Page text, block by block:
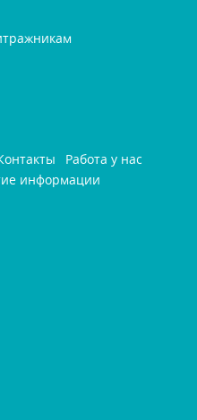
Работа у нас
информации